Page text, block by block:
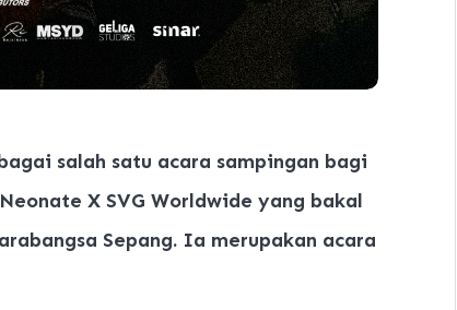
salah satu acara sampingan bagi
X SVG Worldwide yang bakal
Sepang. Ia merupakan acara